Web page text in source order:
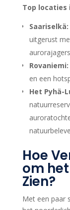
Top locaties
Saariselkä:
uitgerust
Rovaniemi:
en een
Het Pyhä-
Hoe
om
Zien?
Met een paar